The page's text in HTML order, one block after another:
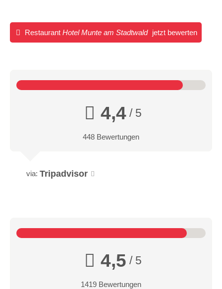
Restaurant Hotel Munte am Stadtwald jetzt bewerten
4,4/ 5
448 Bewertungen
via: Tripadvisor
4,5 / 5
1419 Bewertungen